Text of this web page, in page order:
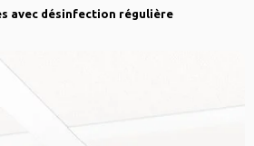
avec désinfection régulière